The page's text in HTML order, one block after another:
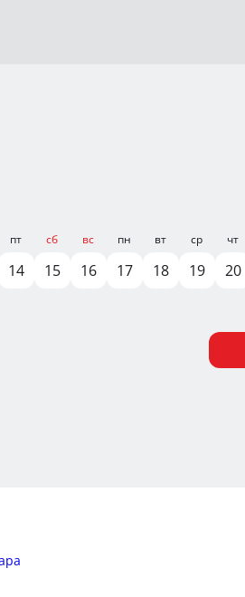
пт
14
сб
15
вс
16
пн
17
вт
18
ср
19
чт
20